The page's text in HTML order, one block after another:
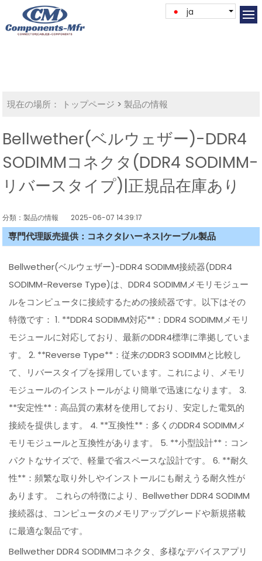
ja
現在の場所： トップページ >製品の情報
Bellwether(ベルウェザー)-DDR4
SODIMMコネクタ(DDR4 SODIMM-
リバースタイプ)|正規品在庫あり
分類：製品の情報 2025-06-07 14:39:17
専門代理販売提供：コネクタ|ハーネス|ケーブル製品
Bellwether(ベルウェザー)-DDR4 SODIMM接続器(DDR4
SODIMM-Reverse Type)は、DDR4 SODIMMメモリモジュー
ルをコンピュータに接続するための接続器です。以下はその
特徴です： 1. **DDR4 SODIMM対応**：DDR4 SODIMMメモリ
モジュールに対応しており、最新のDDR4標準に準拠していま
す。 2. **Reverse Type**：従来のDDR3 SODIMMと比較し
て、リバースタイプを採用しています。これにより、メモリ
モジュールのインストールがより簡単で迅速になります。 3.
**安定性**：高品質の素材を使用しており、安定した電気的
接続を提供します。 4. **互換性**：多くのDDR4 SODIMMメ
モリモジュールと互換性があります。 5. **小型設計**：コン
パクトなサイズで、軽量で省スペースな設計です。 6. **耐久
性**：頻繁な取り外しやインストールにも耐えうる耐久性が
あります。 これらの特徴により、Bellwether DDR4 SODIMM
接続器は、コンピュータのメモリアップグレードや新規搭載
に最適な製品です。
Bellwether DDR4 SODIMMコネクタ、多様なデバイスアプリ